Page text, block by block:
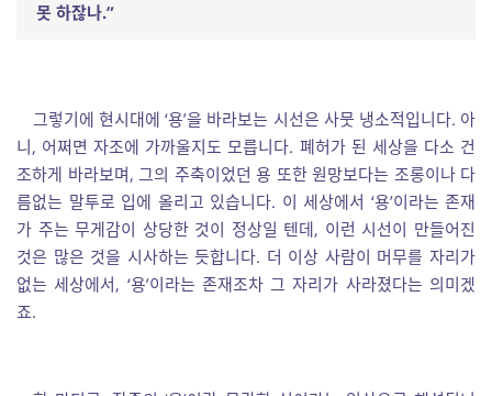
못 하잖나.”
그렇기에 현시대에 ‘용’을 바라보는 시선은 사뭇 냉소적입니다. 아
니, 어쩌면 자조에 가까울지도 모릅니다. 폐허가 된 세상을 다소 건
조하게 바라보며, 그의 주축이었던 용 또한 원망보다는 조롱이나 다
름없는 말투로 입에 올리고 있습니다. 이 세상에서 ‘용’이라는 존재
가 주는 무게감이 상당한 것이 정상일 텐데, 이런 시선이 만들어진
것은 많은 것을 시사하는 듯합니다. 더 이상 사람이 머무를 자리가
없는 세상에서, ‘용’이라는 존재조차 그 자리가 사라졌다는 의미겠
죠.